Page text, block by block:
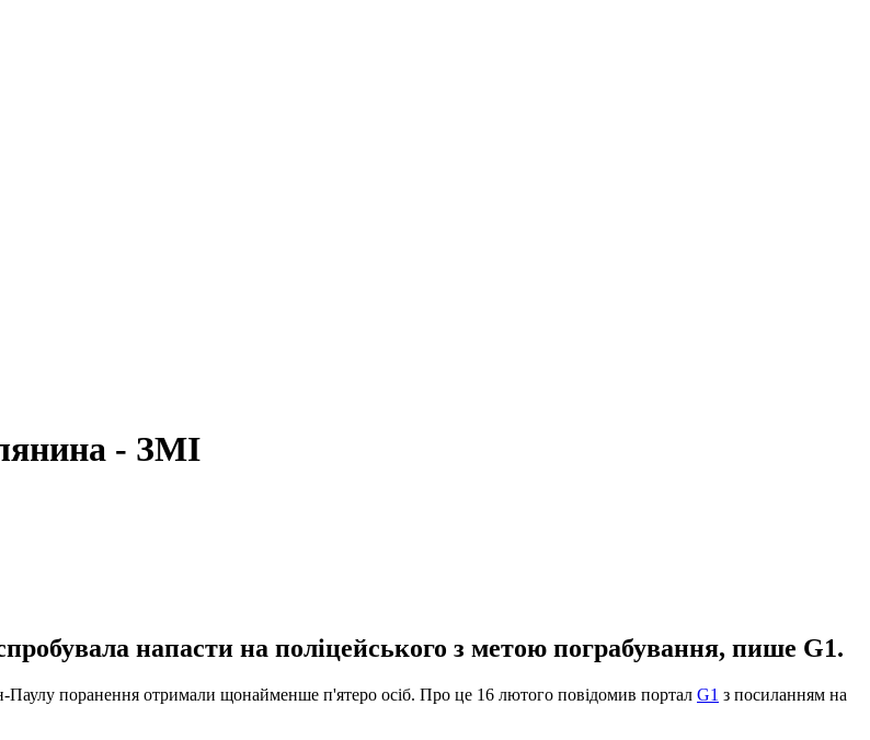
- ЗМІ
напасти на поліцейського з метою пограбування, пише G1.
Паулу поранення отримали щонайменше п'ятеро осіб. Про це 16 лютого повідомив портал G1 з посиланням на